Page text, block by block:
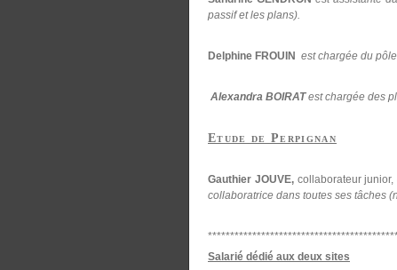
passif et les plans).
Delphine FROUIN est chargée du
Alexandra BOIRAT est chargée des
Etude de Perpignan
Gauthier JOUVE, collaborateur junior,
collaboratrice dans toutes ses tâches
Salarié dédié aux deux sites